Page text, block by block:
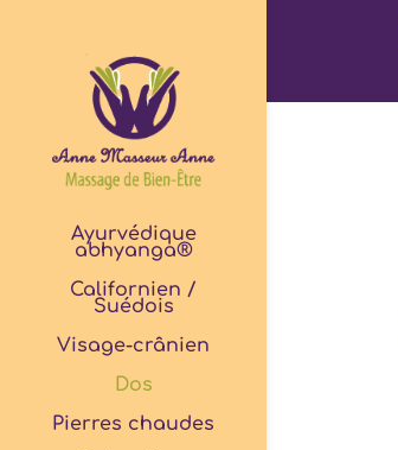
Ayurvédique
abhyanga®
Californien /
Suédois
Visage-crânien
Dos
Pierres chaudes